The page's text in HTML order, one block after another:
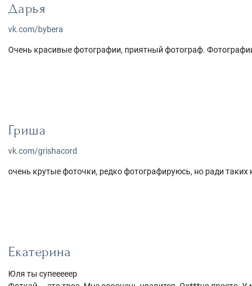
Дарья
vk.com/bybera
Очень красивые фотографии, приятный фотограф.
Гриша
vk.com/grishacord
очень крутые фоточки, редко фотографируюсь, но ради таких
Екатерина
Юля ты супееееер